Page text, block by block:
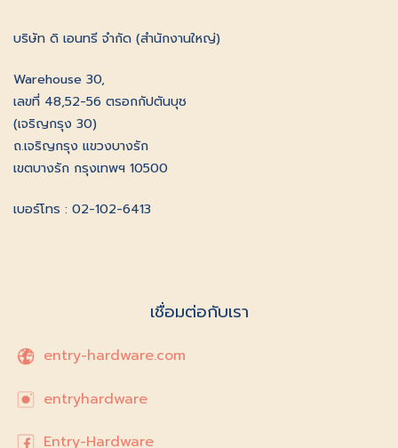
บริษัท ดิ เอนทรี จำกัด (สำนักงานใหญ่)
Warehouse 30,
เลขที่ 48,52-56 ตรอกกัปตันบุช
(เจริญกรุง 30)
ถ.เจริญกรุง แขวงบางรัก
เขตบางรัก กรุงเทพฯ 10500
เบอร์โทร : 02-102-6413
เชื่อมต่อกับเรา
entry-hardware.com
entryhardware
Entry-Hardware